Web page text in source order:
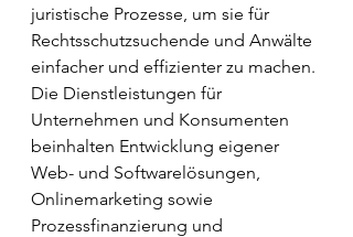
juristische Prozesse, um sie für
Rechtsschutzsuchende und Anwälte
einfacher und effizienter zu machen.
Die Dienstleistungen für
Unternehmen und Konsumenten
beinhalten Entwicklung eigener
Web- und Softwarelösungen,
Onlinemarketing sowie
Prozessfinanzierung und